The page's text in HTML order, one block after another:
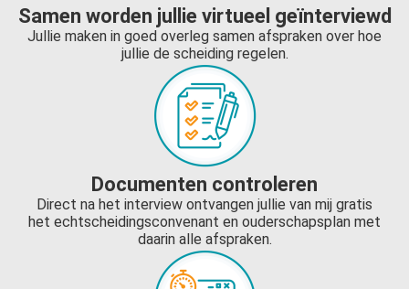
Samen worden jullie virtueel geïnterviewd
Jullie maken in goed overleg samen afspraken over hoe
jullie de scheiding regelen.
Documenten controleren
Direct na het interview ontvangen jullie van mij gratis
het echtscheidingsconvenant en ouderschapsplan met
daarin alle afspraken.